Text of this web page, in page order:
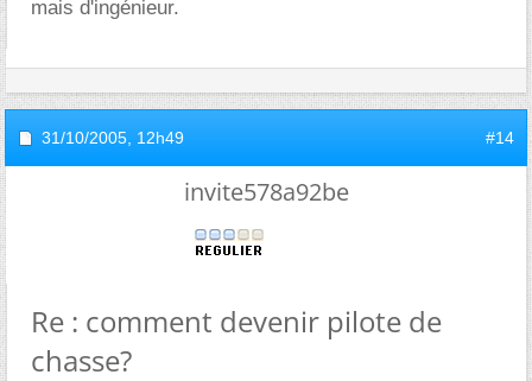
mais d'ingénieur.
31/10/2005, 12h49 #14
invite578a92be
Re : comment devenir pilote de
chasse?